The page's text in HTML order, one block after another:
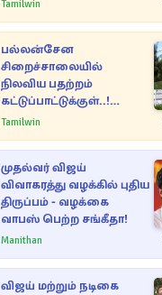
Tamilwin
பல்லன்சேன
சிறைச்சாலையில்
நிலவிய பதற்றம்
கட்டுப்பாட்டுக்குள்..!
அதிரடியாக களமிறங்கிய
Tamilwin
முதல்வர் விஜய்
விவாகரத்து வழக்கில் புதிய
திருப்பம் - வழக்கை
வாபஸ் பெற்ற சங்கீதா!
Manithan
விஜய் மற்றும் நடிகை